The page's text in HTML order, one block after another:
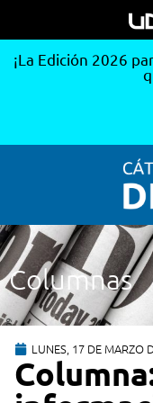
¡La Edición 2026
Columnas
LUNES, 17 DE MARZO